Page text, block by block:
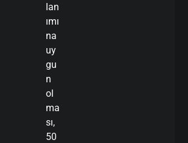
lan
ımı
na
uy
gu
n
ol
ma
sı,
50